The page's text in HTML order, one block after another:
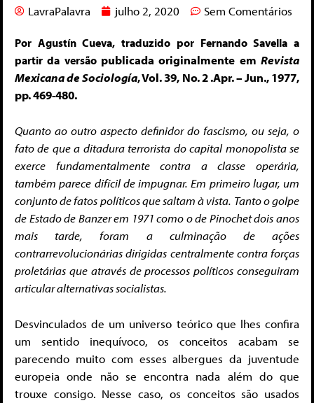
LavraPalavra julho 2, 2020 Sem Comentários
Por Agustín Cueva, traduzido por Fernando Savella a
partir da versão publicada originalmente em Revista
Mexicana de Sociología, Vol. 39, No. 2 .Apr. – Jun., 1977,
pp. 469-480.
Quanto ao outro aspecto definidor do fascismo, ou seja, o
fato de que a ditadura terrorista do capital monopolista se
exerce fundamentalmente contra a classe operária,
também parece difícil de impugnar. Em primeiro lugar, um
conjunto de fatos políticos que saltam à vista. Tanto o golpe
de Estado de Banzer em 1971 como o de Pinochet dois anos
mais tarde, foram a culminação de ações
contrarrevolucionárias dirigidas centralmente contra forças
proletárias que através de processos políticos conseguiram
articular alternativas socialistas.
Desvinculados de um universo teórico que lhes confira
um sentido inequívoco, os conceitos acabam se
parecendo muito com esses albergues da juventude
europeia onde não se encontra nada além do que
trouxe consigo. Nesse caso, os conceitos são usados